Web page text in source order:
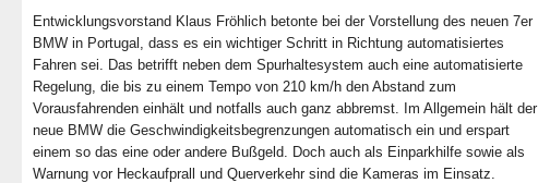
Entwicklungsvorstand Klaus Fröhlich betonte bei der Vorstellung des neuen 7er
BMW in Portugal, dass es ein wichtiger Schritt in Richtung automatisiertes
Fahren sei. Das betrifft neben dem Spurhaltesystem auch eine automatisierte
Regelung, die bis zu einem Tempo von 210 km/h den Abstand zum
Vorausfahrenden einhält und notfalls auch ganz abbremst. Im Allgemein hält der
neue BMW die Geschwindigkeitsbegrenzungen automatisch ein und erspart
einem so das eine oder andere Bußgeld. Doch auch als Einparkhilfe sowie als
Warnung vor Heckaufprall und Querverkehr sind die Kameras im Einsatz.